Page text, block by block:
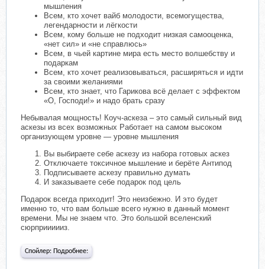
мышления
Всем, кто хочет вайб молодости, всемогущества,
легендарности и лёгкости
Всем, кому больше не подходит низкая самооценка,
«нет сил» и «не справлюсь»
Всем, в чьей картине мира есть место волшебству и
подаркам
Всем, кто хочет реализовываться, расширяться и идти
за своими желаниями
Всем, кто знает, что Гарикова всё делает с эффектом
«О, Господи!» и надо брать сразу
Небывалая мощность! Коуч-аскеза – это самый сильный вид
аскезы из всех возможных Работает на самом высоком
организующем уровне — уровне мышления
Вы выбираете себе аскезу из набора готовых аскез
Отключаете токсичное мышление и берёте Антипод
Подписываете аскезу правильно думать
И заказываете себе подарок под цель
Подарок всегда приходит! Это неизбежно. И это будет
именно то, что вам больше всего нужно в данный момент
времени. Мы не знаем что. Это большой вселенский
сюрприииииз.
Спойлер: Подробнее: